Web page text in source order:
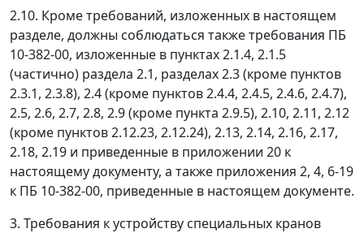
2.10. Кроме требований, изложенных в настоящем
разделе, должны соблюдаться также требования ПБ
10-382-00, изложенные в пунктах 2.1.4, 2.1.5
(частично) раздела 2.1, разделах 2.3 (кроме пунктов
2.3.1, 2.3.8), 2.4 (кроме пунктов 2.4.4, 2.4.5, 2.4.6, 2.4.7),
2.5, 2.6, 2.7, 2.8, 2.9 (кроме пункта 2.9.5), 2.10, 2.11, 2.12
(кроме пунктов 2.12.23, 2.12.24), 2.13, 2.14, 2.16, 2.17,
2.18, 2.19 и приведенные в приложении 20 к
настоящему документу, а также приложения 2, 4, 6-19
к ПБ 10-382-00, приведенные в настоящем документе.
3. Требования к устройству специальных кранов